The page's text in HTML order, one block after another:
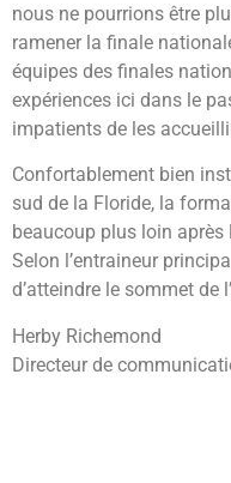
nous ne pourrions être
ramener la finale
équipes des finales
expériences ici dans le
impatients de les
Confortablement bien
sud de la Floride, la
beaucoup plus loin après
Selon l’entraineur
d’atteindre le sommet de
Herby Richemond
Directeur de